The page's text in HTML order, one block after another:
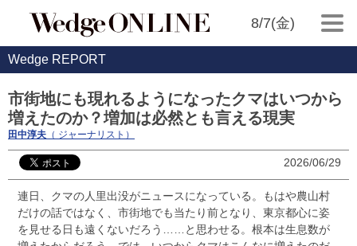
8/7(金)
Wedge REPORT
市街地にも現れるようになったクマはいつから
増えたのか？増加は必然とも言える現実
田中淳夫 （ ジャーナリスト）
2026/06/29
連日、クマの人里出没がニュースになっている。もはや農山村
だけの話ではなく、市街地でも当たり前となり、東京都心に姿
を見せる日も遠くないだろう……と思わせる。根本は生息数が